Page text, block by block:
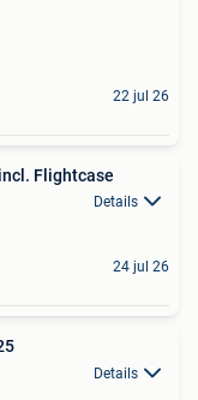
22 jul 26
Flightcase
Details
24 jul 26
Details